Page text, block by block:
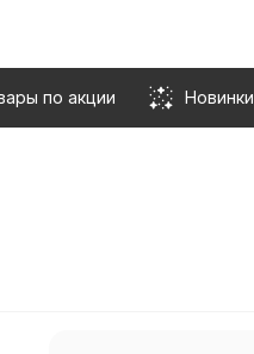
по акции Новинки